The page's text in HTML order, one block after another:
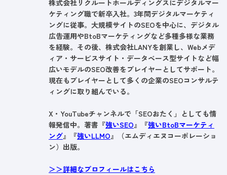
株式会社リクルートホールディングスにデジタルマー
ケティング職で新卒入社。3年間デジタルマーケティ
ングに従事。大規模サイトのSEOを中心に、デジタル
広告運用やBtoBマーケティングなど多種多様な業務
を経験。その後、株式会社LANYを創業し、Webメデ
ィア・サービスサイト・データベース型サイトなど幅
広いモデルのSEO改善をプレイヤーとしてサポート。
現在もプレイヤーとして多くの企業のSEOコンサルテ
ィングに取り組んでいる。
X・YouTubeチャンネルで「SEOおたく」としても情
報発信中。著書『強いSEO』『強いBtoBマーケティ
ング』『強いLLMO』（エムディエヌコーポレーショ
ン）出版。
＞＞詳細なプロフィールはこちら